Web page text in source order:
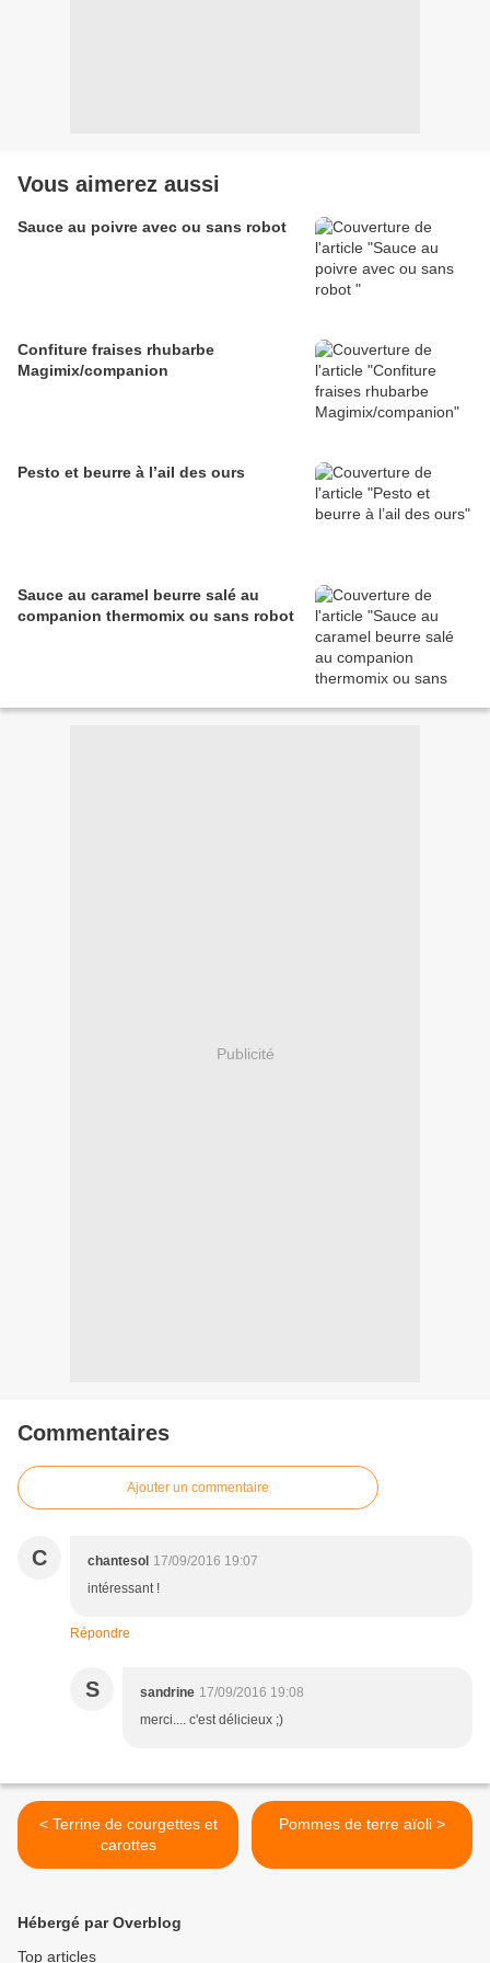
Vous aimerez aussi
Sauce au poivre avec ou sans robot
Confiture fraises rhubarbe
Magimix/companion
Pesto et beurre à l’ail des ours
Sauce au caramel beurre salé au
companion thermomix ou sans robot
Publicité
Commentaires
Ajouter un commentaire
C chantesol 17/09/2016 19:07
intéressant !
Répondre
S sandrine 17/09/2016 19:08
merci.... c'est délicieux ;)
< Terrine de courgettes et
carottes
Pommes de terre aïoli >
Hébergé par Overblog
Top articles